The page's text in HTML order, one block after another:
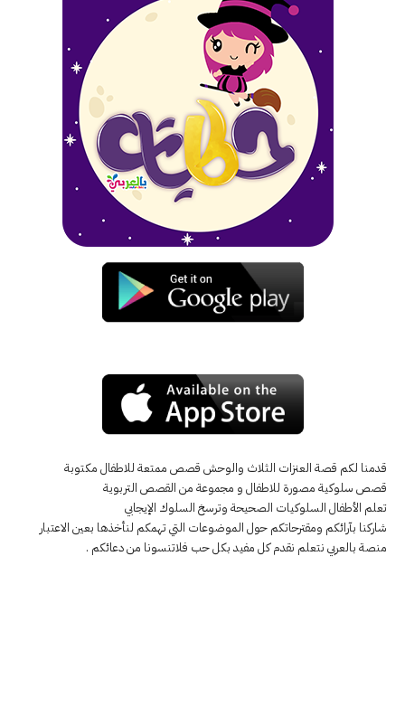
قدمنا لكم قصة العنزات الثلاث والوحش قصص ممتعة للاطفال مكتوبة
قصص سلوكية مصورة للاطفال و مجموعة من القصص التربوية
تعلم الأطفال السلوكيات الصحيحة وترسخ السلوك الإيجابي
شاركنا بآرائكم ومقترحاتكم حول الموضوعات التي تهمكم لنأخذها بعين الاعتبار
منصة بالعربي نتعلم نقدم كل مفيد بكل حب فلاتنسونا من دعائكم .